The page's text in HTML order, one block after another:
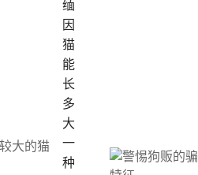
缅
因
猫
能
长
多
大
一
种